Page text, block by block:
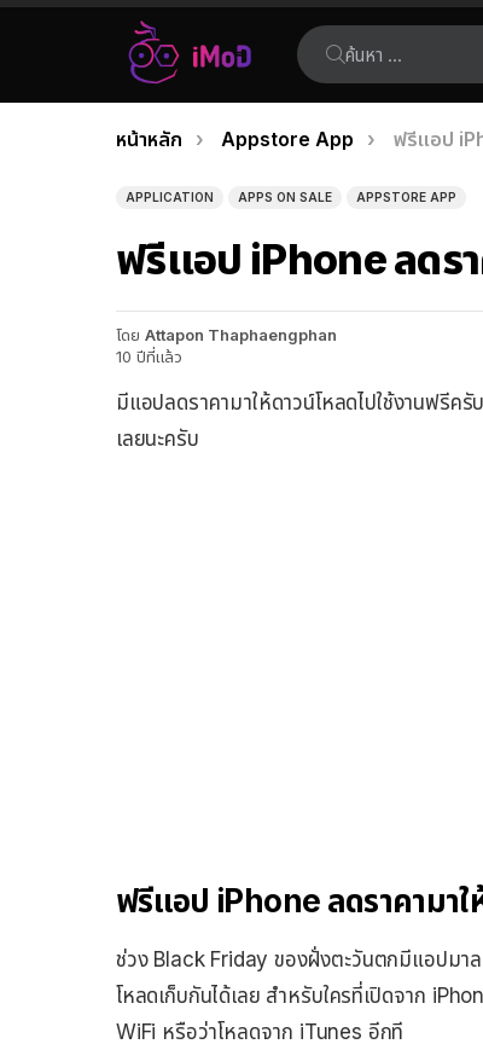
ค้นหา:
เรื่อง
ล่าสุด
คุณอยู่ที่นี่:
หน้าหลัก Appstore App ฟรีแอป
APPLICATION APPS ON SALE APPSTORE APP
ฟรีแอป iPhone ลดร
โดย Attapon Thaphaengphan
10 ปีที่แล้ว
มีแอปลดราคามาให้ดาวน์โหลดไปใช้งานฟรี
เลยนะครับ
ฟรีแอป iPhone ลดราคามาใ
ช่วง Black Friday ของฝั่งตะวันตกมีแอปมาล
โหลดเก็บกันได้เลย สำหรับใครที่เปิดจาก
WiFi หรือว่าโหลดจาก iTunes อีกที